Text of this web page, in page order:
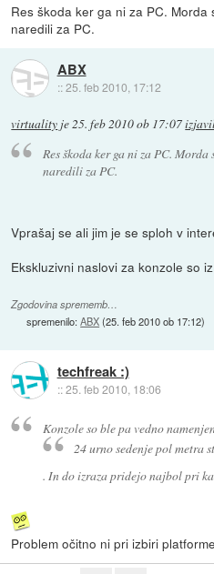
Res škoda ker ga ni za PC.
naredili za PC.
ABX
::25. feb 2010, 17:12
virtuality je25. feb 2010 ob 17:07
Res škoda ker ga ni za PC.
naredili za PC.
Vprašaj se ali jim je se sploh v
Ekskluzivni naslovi za konzole so
Zgodovina sprememb…
spremenilo:ABX(25. feb 2010 ob 17:12)
techfreak :)
::25. feb 2010, 18:06
Konzole so ble pa vedno
24 urno sedenje pol metra
. In do izraza pridejo najbol pri
Problem očitno ni pri izbiri